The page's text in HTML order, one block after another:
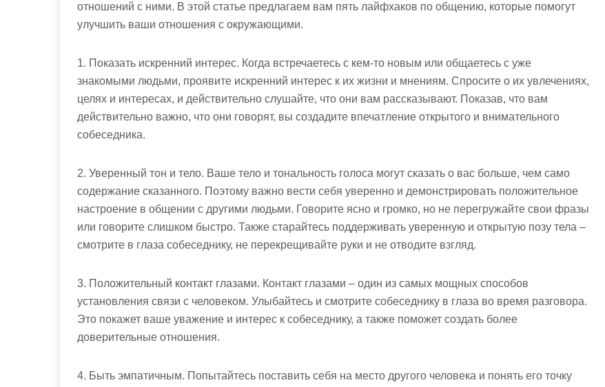
отношений с ними. В этой статье предлагаем вам пять лайфхаков по общению, которые помогут
улучшить ваши отношения с окружающими.
1. Показать искренний интерес. Когда встречаетесь с кем-то новым или общаетесь с уже
знакомыми людьми, проявите искренний интерес к их жизни и мнениям. Спросите о их увлечениях,
целях и интересах, и действительно слушайте, что они вам рассказывают. Показав, что вам
действительно важно, что они говорят, вы создадите впечатление открытого и внимательного
собеседника.
2. Уверенный тон и тело. Ваше тело и тональность голоса могут сказать о вас больше, чем само
содержание сказанного. Поэтому важно вести себя уверенно и демонстрировать положительное
настроение в общении с другими людьми. Говорите ясно и громко, но не перегружайте свои фразы
или говорите слишком быстро. Также старайтесь поддерживать уверенную и открытую позу тела –
смотрите в глаза собеседнику, не перекрещивайте руки и не отводите взгляд.
3. Положительный контакт глазами. Контакт глазами – один из самых мощных способов
установления связи с человеком. Улыбайтесь и смотрите собеседнику в глаза во время разговора.
Это покажет ваше уважение и интерес к собеседнику, а также поможет создать более
доверительные отношения.
4. Быть эмпатичным. Попытайтесь поставить себя на место другого человека и понять его точку